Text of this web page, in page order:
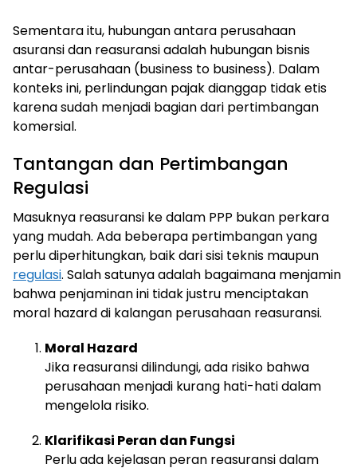
Sementara itu, hubungan antara perusahaan
asuransi dan reasuransi adalah hubungan bisnis
antar-perusahaan (business to business). Dalam
konteks ini, perlindungan pajak dianggap tidak etis
karena sudah menjadi bagian dari pertimbangan
komersial.
Tantangan dan Pertimbangan
Regulasi
Masuknya reasuransi ke dalam PPP bukan perkara
yang mudah. Ada beberapa pertimbangan yang
perlu diperhitungkan, baik dari sisi teknis maupun
regulasi. Salah satunya adalah bagaimana menjamin
bahwa penjaminan ini tidak justru menciptakan
moral hazard di kalangan perusahaan reasuransi.
Moral Hazard
Jika reasuransi dilindungi, ada risiko bahwa
perusahaan menjadi kurang hati-hati dalam
mengelola risiko.
Klarifikasi Peran dan Fungsi
Perlu ada kejelasan peran reasuransi dalam